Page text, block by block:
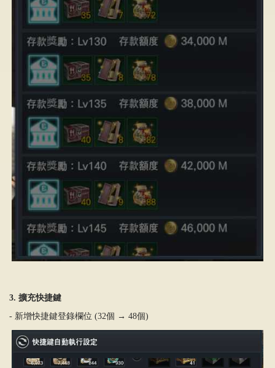
3. 擴充快捷鍵
- 新增快捷鍵登錄欄位 (32個 → 48個)